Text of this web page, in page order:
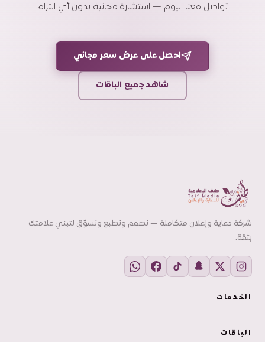
تواصل معنا اليوم — استشارة مجانية بدون أي التزام
احصل على عرض سعر مجاني
شاهد جميع الباقات
شركة دعاية وإعلان متكاملة — نصمم ونطبع ونسوّق لتبني علامتك
بثقة.
الخدمات
الباقات